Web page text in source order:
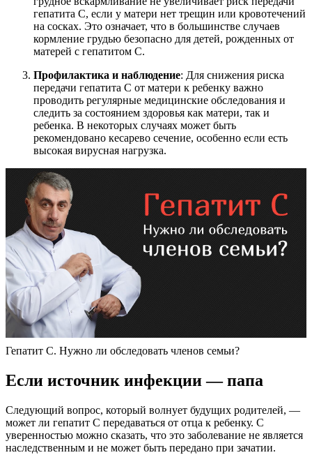
гепатита С, если у матери нет трещин или кровотечений
на сосках. Это означает, что в большинстве случаев
кормление грудью безопасно для детей, рожденных от
матерей с гепатитом С.
Профилактика и наблюдение: Для снижения риска
передачи гепатита С от матери к ребенку важно
проводить регулярные медицинские обследования и
следить за состоянием здоровья как матери, так и
ребенка. В некоторых случаях может быть
рекомендовано кесарево сечение, особенно если есть
высокая вирусная нагрузка.
Гепатит С. Нужно ли обследовать членов семьи?
Если источник инфекции — папа
Следующий вопрос, который волнует будущих родителей, —
может ли гепатит С передаваться от отца к ребенку. С
уверенностью можно сказать, что это заболевание не является
наследственным и не может быть передано при зачатии.